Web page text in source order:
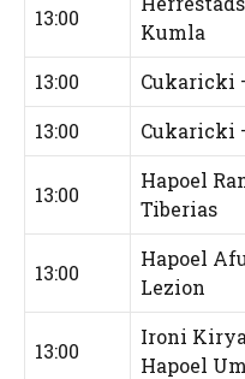
13:00
Kumla
13:00 Cukaricki
13:00
Cukaricki
13:00
Hapoel
Tiberias
13:00
Hapoel
Lezion
13:00
Ironi
Hapoel